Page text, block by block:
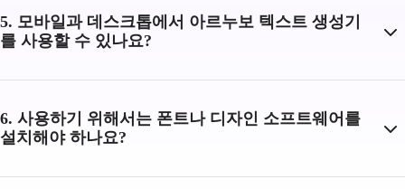
5. 모바일과 데스크톱에서 아르누보 텍스트 생성기
를 사용할 수 있나요?
6. 사용하기 위해서는 폰트나 디자인 소프트웨어를
설치해야 하나요?